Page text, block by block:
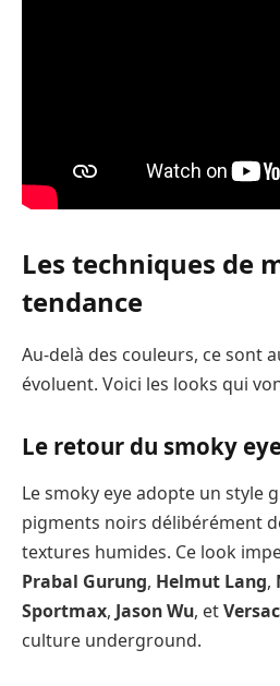
Les techniques de
tendance
Au-delà des couleurs, ce sont
évoluent. Voici les looks qui
Le retour du smoky
Le smoky eye adopte un style
pigments noirs délibérément
textures humides. Ce look
Prabal Gurung, Helmut Lang,
Sportmax, Jason Wu, et
culture underground.